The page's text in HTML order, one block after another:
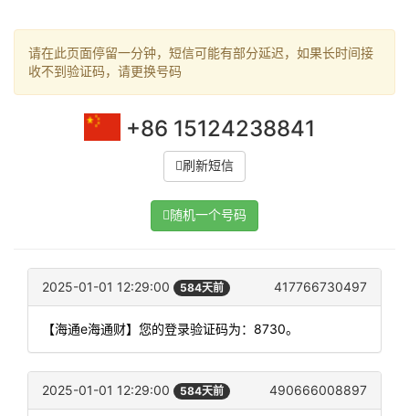
请在此页面停留一分钟，短信可能有部分延迟，如果长时间接
收不到验证码，请更换号码
+86 15124238841
刷新短信
随机一个号码
2025-01-01 12:29:00 584天前 417766730497
【海通e海通财】您的登录验证码为：8730。
2025-01-01 12:29:00 584天前 490666008897